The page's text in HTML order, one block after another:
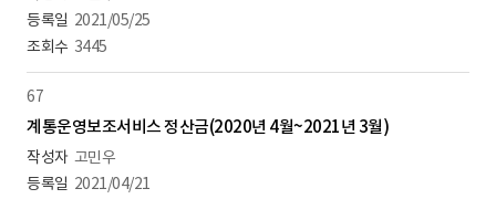
2021/05/25
3445
67
계통운영보조서비스 정산금(2020년 4월~2021년 3월)
고민우
2021/04/21